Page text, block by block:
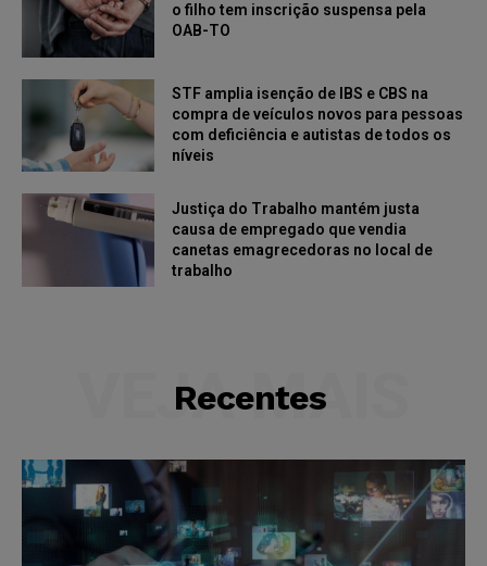
o filho tem inscrição suspensa pela
OAB-TO
STF amplia isenção de IBS e CBS na
compra de veículos novos para pessoas
com deficiência e autistas de todos os
níveis
Justiça do Trabalho mantém justa
causa de empregado que vendia
canetas emagrecedoras no local de
trabalho
Recentes
VEJA MAIS